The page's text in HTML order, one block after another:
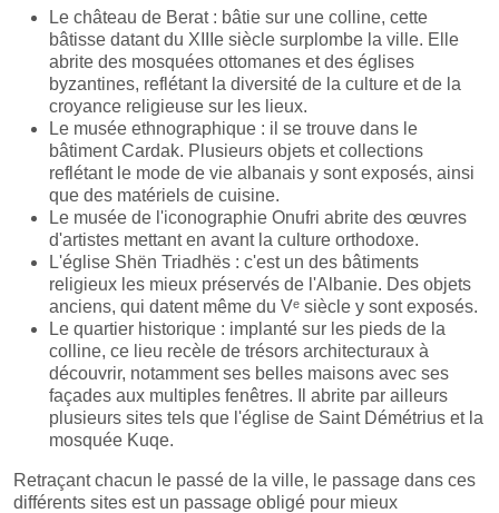
Le château de Berat : bâtie sur une colline, cette
bâtisse datant du XIIIe siècle surplombe la ville. Elle
abrite des mosquées ottomanes et des églises
byzantines, reflétant la diversité de la culture et de la
croyance religieuse sur les lieux.
Le musée ethnographique : il se trouve dans le
bâtiment Cardak. Plusieurs objets et collections
reflétant le mode de vie albanais y sont exposés, ainsi
que des matériels de cuisine.
Le musée de l'iconographie Onufri abrite des œuvres
d'artistes mettant en avant la culture orthodoxe.
L'église Shën Triadhës : c'est un des bâtiments
religieux les mieux préservés de l'Albanie. Des objets
anciens, qui datent même du Vᵉ siècle y sont exposés.
Le quartier historique : implanté sur les pieds de la
colline, ce lieu recèle de trésors architecturaux à
découvrir, notamment ses belles maisons avec ses
façades aux multiples fenêtres. Il abrite par ailleurs
plusieurs sites tels que l'église de Saint Démétrius et la
mosquée Kuqe.
Retraçant chacun le passé de la ville, le passage dans ces
différents sites est un passage obligé pour mieux